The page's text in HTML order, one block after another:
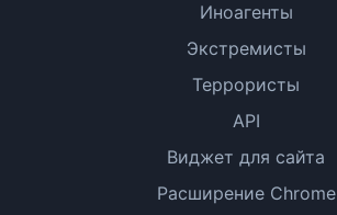
Иноагенты
Экстремисты
Террористы
API
Виджет для сайта
Расширение Chrome